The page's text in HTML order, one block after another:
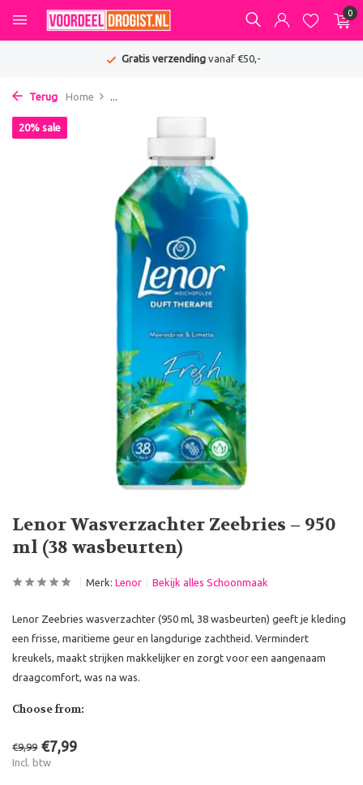
0
Gratis verzendingvanaf €50,-
Terug Home ...
Lenor Wasverzachter Zeebries – 950
ml (38 wasbeurten)
20% sale
Merk: Lenor Bekijk alles Schoonmaak
Lenor Zeebries wasverzachter (950 ml, 38 wasbeurten) geeft je kleding
een frisse, maritieme geur en langdurige zachtheid. Vermindert
kreukels, maakt strijken makkelijker en zorgt voor een aangenaam
draagcomfort, was na was.
Choose from:
€9,99 €7,99
Incl. btw